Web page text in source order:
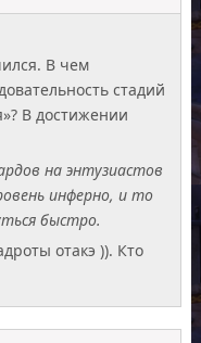
В чем
стадий
В достижении
на энтузиастов
инферно, и то
быстро.
отакэ )). Кто